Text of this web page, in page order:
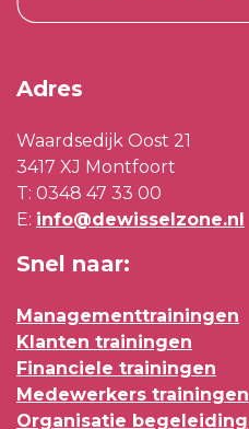
Adres
Waardsedijk Oost 21
3417 XJ Montfoort
T: 0348 47 33 00
E: info@dewisselzone.nl
Snel naar:
Managementtrainingen
Klanten trainingen
Financiele trainingen
Medewerkers trainingen
Organisatie begeleiding